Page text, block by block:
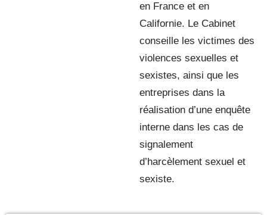
en France et en
Californie. Le Cabinet
conseille les victimes des
violences sexuelles et
sexistes, ainsi que les
entreprises dans la
réalisation d’une enquête
interne dans les cas de
signalement
d’harcèlement sexuel et
sexiste.